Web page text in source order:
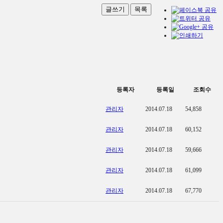
글쓰기 목록
등록자 등록일 조회수
관리자 2014.07.18 54,858
관리자 2014.07.18 60,152
관리자 2014.07.18 59,666
관리자 2014.07.18 61,099
관리자 2014.07.18 67,770